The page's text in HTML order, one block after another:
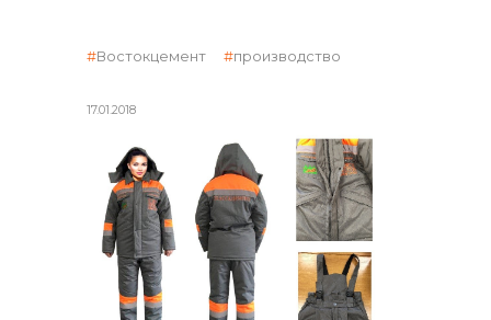
реализация неликвидов
17.01.2018
Востокцемент производство